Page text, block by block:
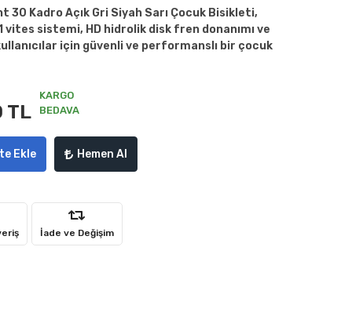
30 Kadro Açık Gri Siyah Sarı Çocuk Bisikleti,
vites sistemi, HD hidrolik disk fren donanımı ve
için güvenli ve performanslı bir çocuk
TL
KARGO
BEDAVA
Ekle Hemen Al
İade ve Değişim